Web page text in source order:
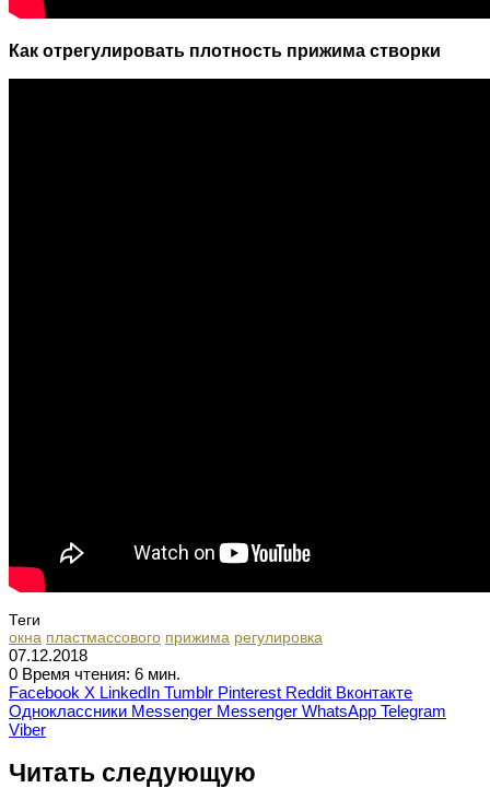
Как отрегулировать плотность прижима створки
Теги
окна пластмассового прижима регулировка
07.12.2018
0 Время чтения: 6 мин.
Facebook X LinkedIn Tumblr Pinterest Reddit Вконтакте
Одноклассники Messenger Messenger WhatsApp Telegram
Viber
Читать следующую